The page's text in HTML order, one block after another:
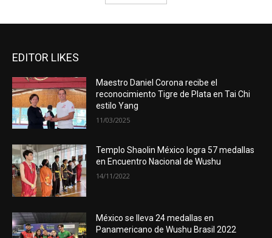
EDITOR LIKES
Maestro Daniel Corona recibe el
reconocimiento Tigre de Plata en Tai Chi
estilo Yang
11/03/2025
Templo Shaolin México logra 57 medallas
en Encuentro Nacional de Wushu
14/11/2022
México se lleva 24 medallas en
Panamericano de Wushu Brasil 2022